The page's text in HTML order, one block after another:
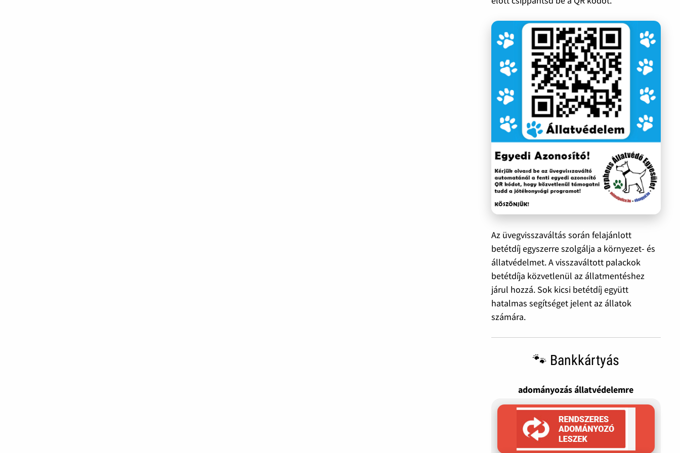
Az üvegvisszaváltás során felajánlott
betétdíj egyszerre szolgálja a környezet- és
állatvédelmet. A visszaváltott palackok
betétdíja közvetlenül az állatmentéshez
járul hozzá. Sok kicsi betétdíj együtt
hatalmas segítséget jelent az állatok
számára.
🐾 Bankkártyás
adományozás állatvédelemre